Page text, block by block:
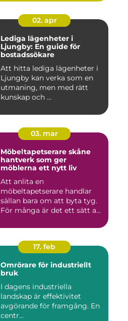
02. apr
Lediga lägenheter i
Ljungby: En guide för
bostadssökare
Att hitta lediga lägenheter i
Ljungby kan verka som en
utmaning, men med rätt
kunskap och ...
03. mar
Möbeltapetserare skåne
hantverk som ger
möblerna ett nytt liv
Att anlita en
möbeltapetserare handlar
sällan bara om att byta tyg.
För många är det ett sätt att
17. feb
Omrörare för industriellt
bruk
I dagens industriella
landskap är effektivitet
avgörande för framgång. En
centr...